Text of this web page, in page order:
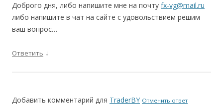
Доброго дня, либо напишите мне на почту fx-vg@mail.ru
либо напишите в чат на сайте с удовольствием решим
ваш вопрос…
Ответить ↓
Добавить комментарий для TraderBY Отменить ответ